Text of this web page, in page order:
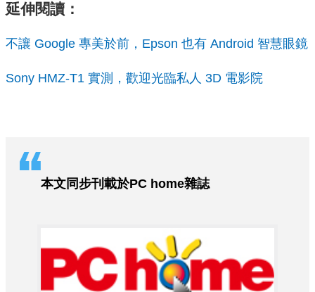
延伸閱讀：
不讓 Google 專美於前，Epson 也有 Android 智慧眼鏡
Sony HMZ-T1 實測，歡迎光臨私人 3D 電影院
本文同步刊載於PC home雜誌